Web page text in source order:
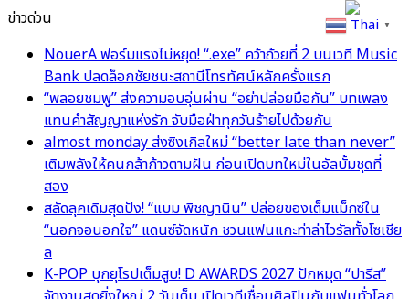
ข่าวด่วน
NouerA ฟอร์มแรงไม่หยุด! “.exe” คว้าถ้วยที่ 2 บนเวที Music
Bank ปลดล็อกชัยชนะสถานีโทรทัศน์หลักครั้งแรก
“พลอยชมพู” ส่งความอบอุ่นผ่าน “อย่าปล่อยมือกัน” บทเพลง
แทนคำสัญญาแห่งรัก จับมือฝ่าทุกวันร้ายไปด้วยกัน
almost monday ส่งซิงเกิลใหม่ “better late than never”
เติมพลังให้คนกล้าก้าวตามฝัน ก่อนเปิดบทใหม่ในอัลบั้มชุดที่
สอง
สลัดลุคเดิมสุดปัง! “แบม พิชญานิน” ปล่อยของเต็มแม็กซ์ใน
“นอกจอนอกใจ” แดนซ์จัดหนัก ชวนแฟนแกะท่าล่าไวรัลทั้งโซเชีย
ล
K-POP บุกยุโรปเต็มสูบ! D AWARDS 2027 ปักหมุด “ปารีส”
Thai ▼